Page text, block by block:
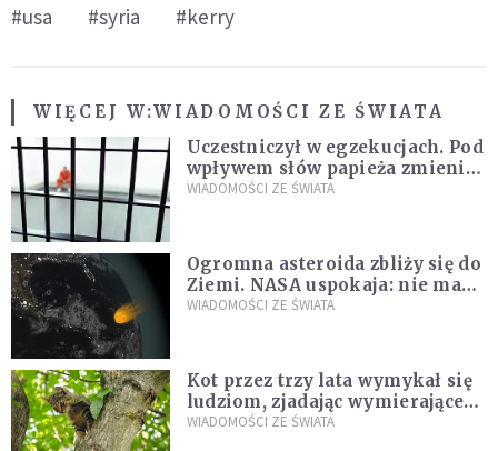
#usa #syria #kerry
WIĘCEJ W:WIADOMOŚCI ZE ŚWIATA
Uczestniczył w egzekucjach. Pod
wpływem słów papieża zmienił
zdanie
WIADOMOŚCI ZE ŚWIATA
Ogromna asteroida zbliży się do
Ziemi. NASA uspokaja: nie ma
zagrożenia
WIADOMOŚCI ZE ŚWIATA
Kot przez trzy lata wymykał się
ludziom, zjadając wymierające
kaczki. W końcu popełnił
WIADOMOŚCI ZE ŚWIATA